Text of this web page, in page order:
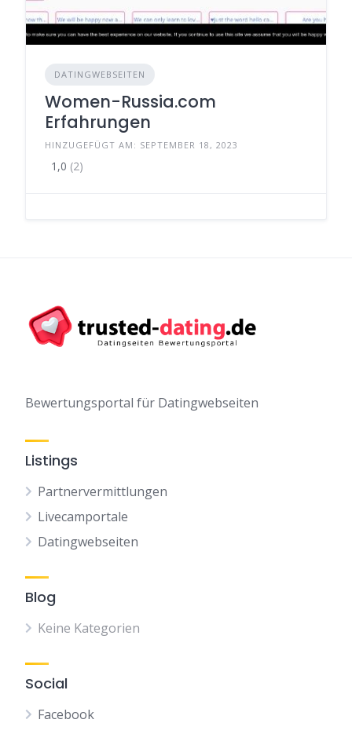
DATINGWEBSEITEN
Women-Russia.com
Erfahrungen
HINZUGEFÜGT AM: SEPTEMBER 18, 2023
1,0 (2)
Bewertungsportal für Datingwebseiten
Listings
Partnervermittlungen
Livecamportale
Datingwebseiten
Blog
Keine Kategorien
Social
Facebook